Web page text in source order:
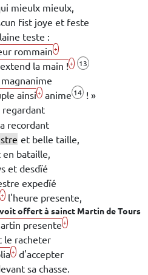
mieulx mieulx,
fist joye et feste
teste :
rommain +
la main !+ 13
ainsi+ anime 14 ! »
regardant
recordant
et belle taille,
bataille,
et desdïé
expedïé
+ l'heure presente,
offert à sainct MartindeTours
presente +
le racheter
+ d'accepter
sa chasse.